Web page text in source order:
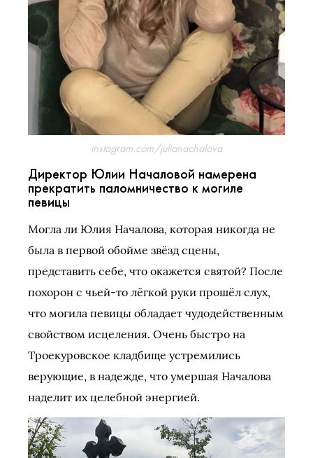
instagram.com/julianachalova
Директор Юлии Началовой намерена
прекратить паломничество к могиле
певицы
Могла ли Юлия Началова, которая никогда не
была в первой обойме звёзд сцены,
представить себе, что окажется святой? После
похорон с чьей-то лёгкой руки прошёл слух,
что могила певицы обладает чудодейственным
свойством исцеления. Очень быстро на
Троекуровское кладбище устремились
верующие, в надежде, что умершая Началова
наделит их целебной энергией.